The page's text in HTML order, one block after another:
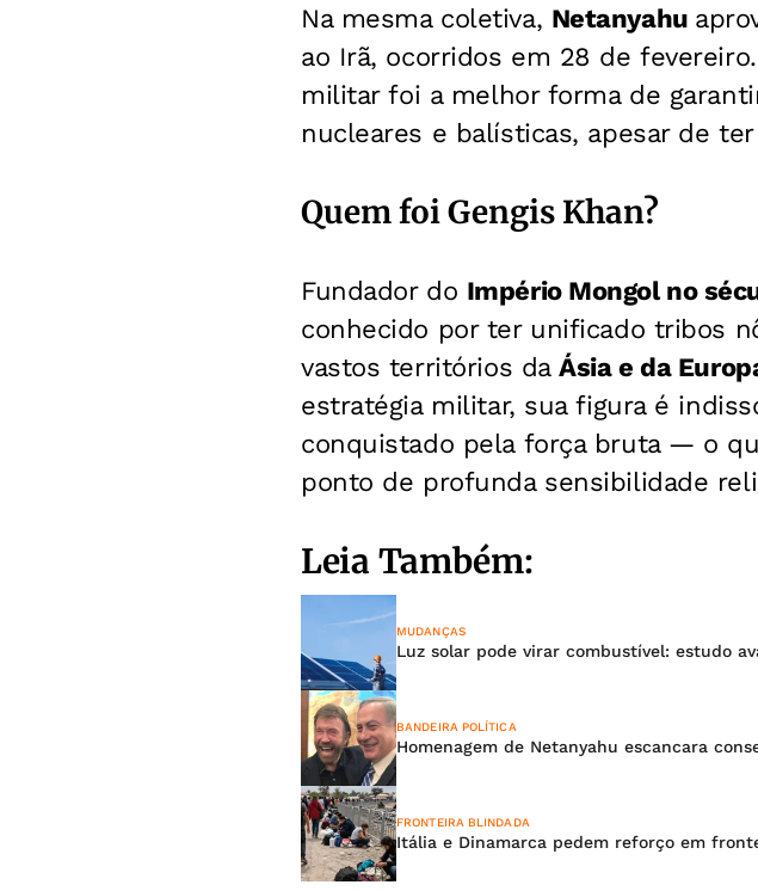
Na mesma coletiva, Netanyahu
ao Irã, ocorridos em 28 de
militar foi a melhor forma de
nucleares e balísticas, apesar de
Quem foi Gengis Khan?
Fundador do Império Mongol no
conhecido por ter unificado tribos
vastos territórios daÁsia e da
estratégia militar, sua figura é
conquistado pela força bruta — o
ponto de profunda sensibilidade
Leia Também:
MUDANÇAS
Luz solar pode virar combustível: estudo
BANDEIRA POLÍTICA
Homenagem de Netanyahu escancara
FRONTEIRA BLINDADA
Itália e Dinamarca pedem reforço em